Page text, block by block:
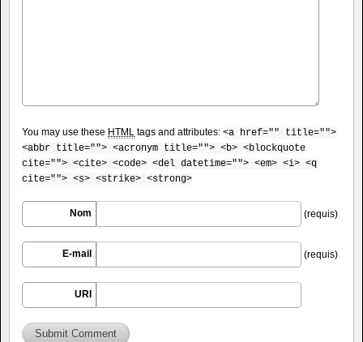
You may use these HTML tags and attributes: <a href="" title="">
<abbr title=""> <acronym title=""> <b> <blockquote
cite=""> <cite> <code> <del datetime=""> <em> <i> <q
cite=""> <s> <strike> <strong>
Nom (requis)
E-mail (requis)
URI